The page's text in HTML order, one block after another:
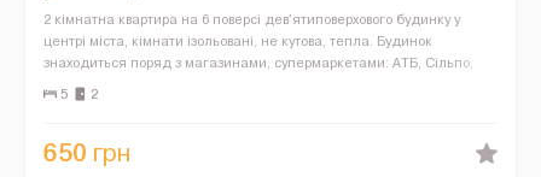
2 кімнатна квартира на 6 поверсі дев'ятиповерхового будинку у
центрі міста, кімнати ізольовані, не кутова, тепла. Будинок
знаходиться поряд з магазинами, супермаркетами: АТБ, Cільпо,
Універсам, ТЦ "МИР", їдальня, піцерія, ринок, з...
5 2
650 грн